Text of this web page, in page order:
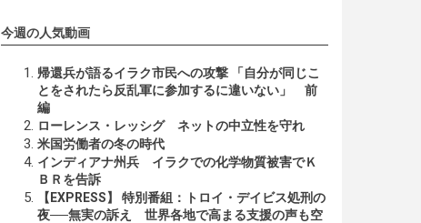
今週の人気動画
帰還兵が語るイラク市民への攻撃 「自分が同じこ
とをされたら反乱軍に参加するに違いない」 前
編
ローレンス・レッシグ ネットの中立性を守れ
米国労働者の冬の時代
インディアナ州兵 イラクでの化学物質被害でＫ
ＢＲを告訴
【EXPRESS】 特別番組：トロイ・デイビス処刑の
夜──無実の訴え 世界各地で高まる支援の声も空